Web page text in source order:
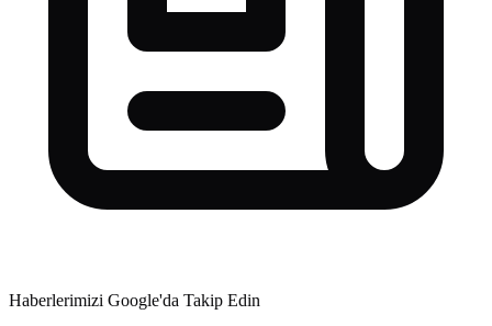
Haberlerimizi Google'da Takip Edin